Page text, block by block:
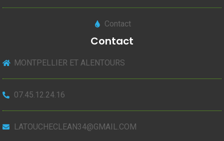
Contact
Contact
MONTPELLIER ET ALENTOURS
07.45.12.24.16
LATOUCHECLEAN34@GMAIL.COM